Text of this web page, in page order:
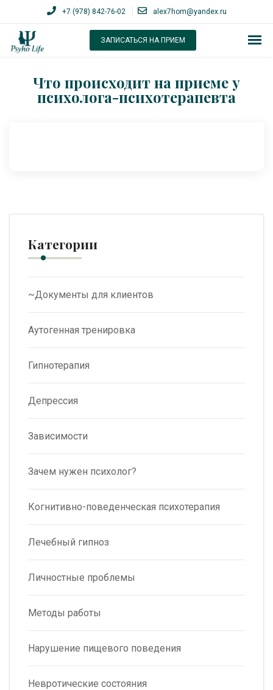
+7 (978) 842-76-02 alex7hom@yandex.ru
ЗАПИСАТЬСЯ НА ПРИЕМ
Что происходит на приеме у
психолога-психотерапевта
Категории
~Документы для клиентов
Аутогенная тренировка
Гипнотерапия
Депрессия
Зависимости
Зачем нужен психолог?
Когнитивно-поведенческая психотерапия
Лечебный гипноз
Личностные проблемы
Методы работы
Нарушение пищевого поведения
Невротические состояния